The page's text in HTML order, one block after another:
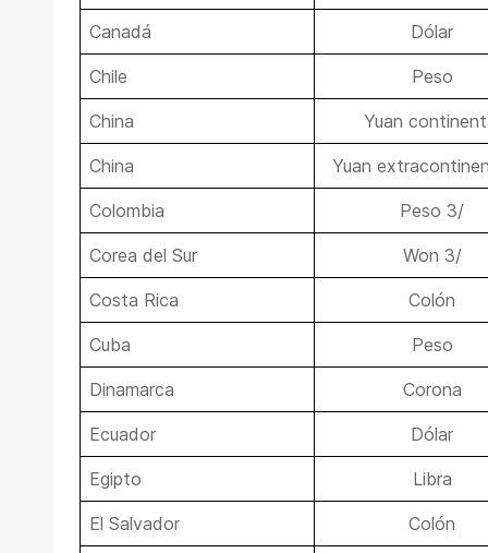
Canadá Dólar
Chile Peso
China Yuan
China Yuan
Colombia Peso 3/
Corea del Sur Won 3/
Costa Rica Colón
Cuba Peso
Dinamarca Corona
Ecuador Dólar
Egipto Libra
El Salvador Colón